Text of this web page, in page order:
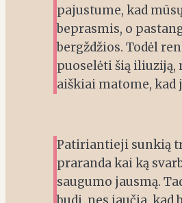
pajustume, kad
beprasmis, o
bergždžios. Todėl
puoselėti šią iliuziją,
aiškiai matome, kad
Patiriantieji sunkią
praranda kai ką
saugumo jausmą.